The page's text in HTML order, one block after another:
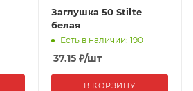
Заглушка 50 Stilte
белая
Есть в наличии: 190
37.15₽/шт
В КОРЗИНУ